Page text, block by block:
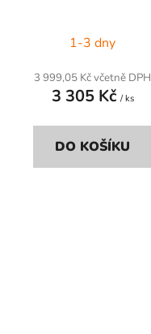
1-3 dny
3 999,05 Kč včetně DPH
3 305 Kč / ks
DO KOŠÍKU